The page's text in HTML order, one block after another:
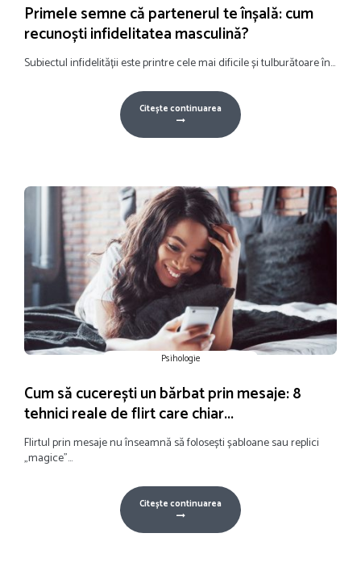
Primele semne că partenerul te înșală: cum
recunoști infidelitatea masculină?
Subiectul infidelității este printre cele mai dificile și tulburătoare în...
Citește continuarea
Psihologie
Cum să cucerești un bărbat prin mesaje: 8
tehnici reale de flirt care chiar...
Flirtul prin mesaje nu înseamnă să folosești șabloane sau replici
„magice”...
Citește continuarea